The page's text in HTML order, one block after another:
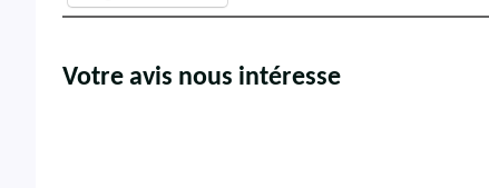
Votre avis nous intéresse